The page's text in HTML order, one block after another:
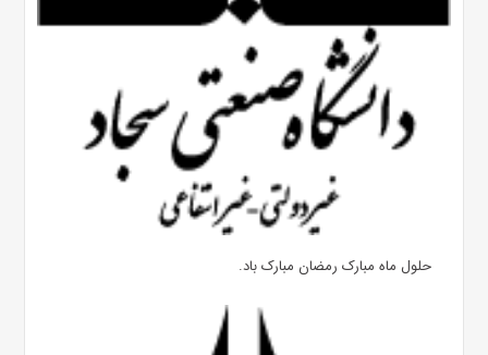
حلول ماه مبارک رمضان مبارک باد.